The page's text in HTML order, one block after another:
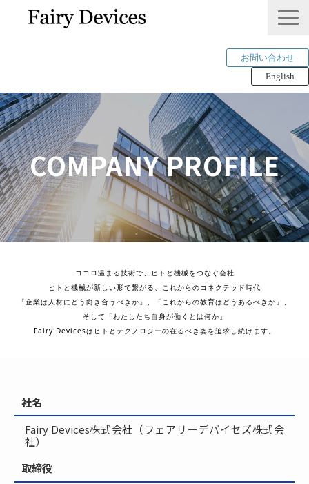
お問い合わせ
English
LINKLET®︎
THINKLET®︎ / CWS
AI解析
mimi®︎
COMPANY
IP＆PUBLICATION
RECRUIT
Tech Blog
COMPANY PROFILE
ココロ温まる技術で、ヒトと機械をつなぐ会社
ヒトと機械が新しい形で繋がる、これからのコネクテッド時代
「企業は人材にどう向き合うべきか」、「これからの教育はどうあるべきか」、
そして「わたしたち自身が働くとは何か」
Fairy Devicesはヒトとテクノロジーの在るべき姿を追求し続けます。
社名
Fairy Devices株式会社（フェアリーデバイセズ株式会
社）
取締役